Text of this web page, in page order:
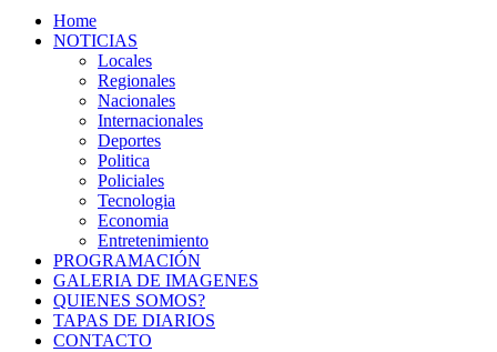
Home
NOTICIAS
Locales
Regionales
Nacionales
Internacionales
Deportes
Politica
Policiales
Tecnologia
Economia
Entretenimiento
PROGRAMACIÓN
GALERIA DE IMAGENES
QUIENES SOMOS?
TAPAS DE DIARIOS
CONTACTO